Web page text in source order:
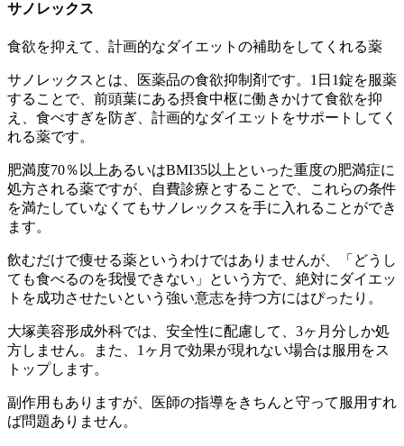
サノレックス
食欲を抑えて、計画的なダイエットの補助をしてくれる薬
サノレックスとは、医薬品の食欲抑制剤です。1日1錠を服薬
することで、前頭葉にある摂食中枢に働きかけて食欲を抑
え、食べすぎを防ぎ、計画的なダイエットをサポートしてく
れる薬です。
肥満度70％以上あるいはBMI35以上といった重度の肥満症に
処方される薬ですが、自費診療とすることで、これらの条件
を満たしていなくてもサノレックスを手に入れることができ
ます。
飲むだけで痩せる薬というわけではありませんが、「どうし
ても食べるのを我慢できない」という方で、絶対にダイエッ
トを成功させたいという強い意志を持つ方にはぴったり。
大塚美容形成外科では、安全性に配慮して、3ヶ月分しか処
方しません。また、1ヶ月で効果が現れない場合は服用をス
トップします。
副作用もありますが、医師の指導をきちんと守って服用すれ
ば問題ありません。